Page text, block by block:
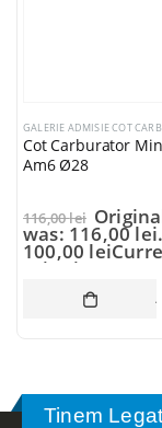
GALERIE ADMISIE COT
Cot Carburator
Am6 Ø28
116,00lei
was: 116,00 lei.
100,00 lei
price is:
Tinem